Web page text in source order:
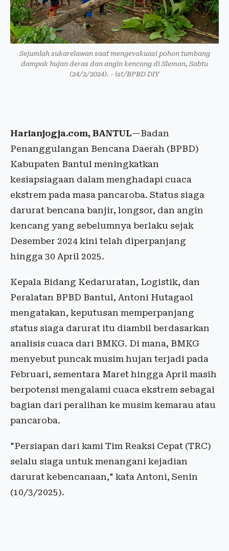
Sejumlah sukarelawan saat mengevakuasi pohon tumbang
dampak hujan deras dan angin kencang di Sleman, Sabtu
(24/2/2024). - ist/BPBD DIY
Harianjogja.com, BANTUL—Badan
Penanggulangan Bencana Daerah (BPBD)
Kabupaten Bantul meningkatkan
kesiapsiagaan dalam menghadapi cuaca
ekstrem pada masa pancaroba. Status siaga
darurat bencana banjir, longsor, dan angin
kencang yang sebelumnya berlaku sejak
Desember 2024 kini telah diperpanjang
hingga 30 April 2025.
Kepala Bidang Kedaruratan, Logistik, dan
Peralatan BPBD Bantul, Antoni Hutagaol
mengatakan, keputusan memperpanjang
status siaga darurat itu diambil berdasarkan
analisis cuaca dari BMKG. Di mana, BMKG
menyebut puncak musim hujan terjadi pada
Februari, sementara Maret hingga April masih
berpotensi mengalami cuaca ekstrem sebagai
bagian dari peralihan ke musim kemarau atau
pancaroba.
"Persiapan dari kami Tim Reaksi Cepat (TRC)
selalu siaga untuk menangani kejadian
darurat kebencanaan," kata Antoni, Senin
(10/3/2025).